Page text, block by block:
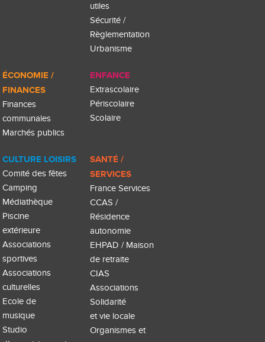
utiles
Sécurité /
Règlementation
Urbanisme
ÉCONOMIE /
FINANCES
Finances
communales
Marchés publics
ENFANCE
Extrascolaire
Périscolaire
Scolaire
CULTURE LOISIRS
Comité des fêtes
Camping
Médiathèque
Piscine
extérieure
Associations
sportives
Associations
culturelles
Ecole de
musique
Studio
SANTÉ /
SERVICES
France Services
CCAS /
Résidence
autonomie
EHPAD / Maison
de retraite
CIAS
Associations
Solidarité
et vie locale
Organismes et